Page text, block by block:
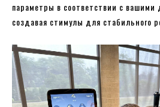
параметры в соответствии с
создавая стимулы для стабильного